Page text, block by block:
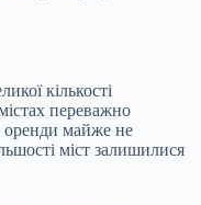
кількості
переважно
оренди майже не
міст залишилися